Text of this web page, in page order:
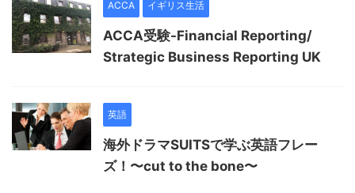
ACCA イギリス生活
ACCA受験-Financial Reporting/
Strategic Business Reporting UK
英語
海外ドラマSUITSで学ぶ英語フレー
ズ！〜cut to the bone〜